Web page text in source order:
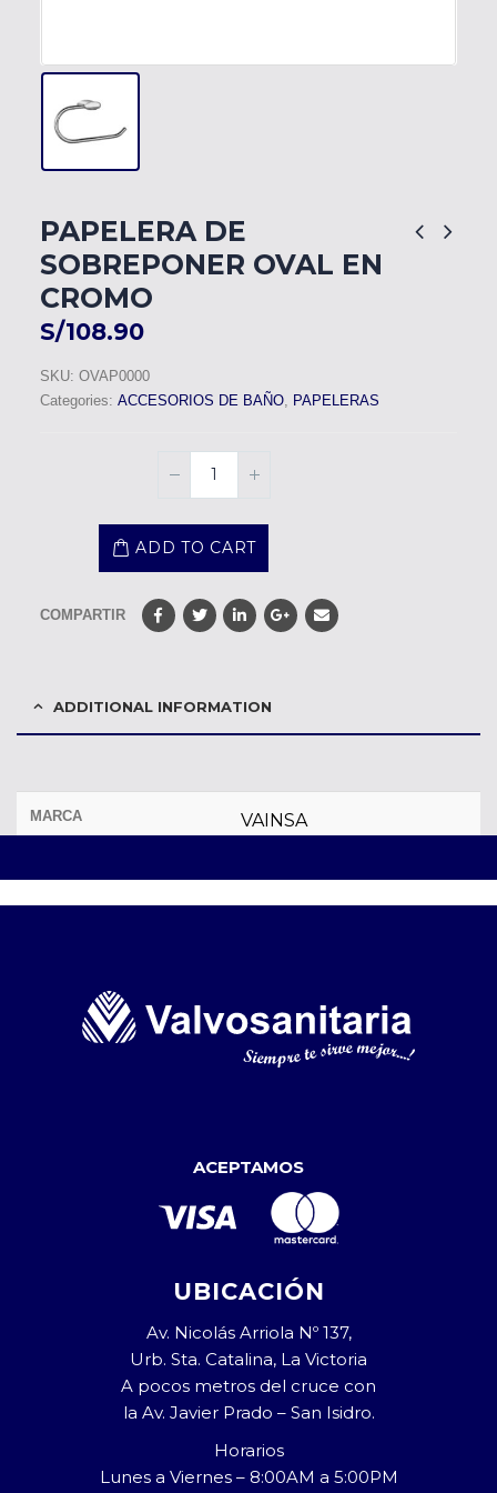
PAPELERA DE
SOBREPONER OVAL EN
CROMO
S/108.90
SKU: OVAP0000
Categories: ACCESORIOS DE BAÑO, PAPELERAS
ADD TO CART
COMPARTIR
ADDITIONAL INFORMATION
MARCA VAINSA
ACEPTAMOS
UBICACIÓN
Av. Nicolás Arriola Nº 137,
Urb. Sta. Catalina, La Victoria
A pocos metros del cruce con
la Av. Javier Prado – San Isidro.
Horarios
Lunes a Viernes – 8:00AM a 5:00PM